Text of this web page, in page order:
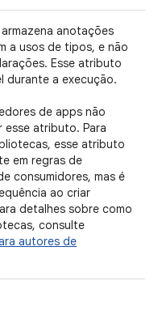
anotações
a usos de tipos, e não
Esse atributo
durante a execução.
de apps não
esse atributo. Para
esse atributo
em regras de
consumidores, mas é
ao criar
detalhes sobre como
consulte
autores de